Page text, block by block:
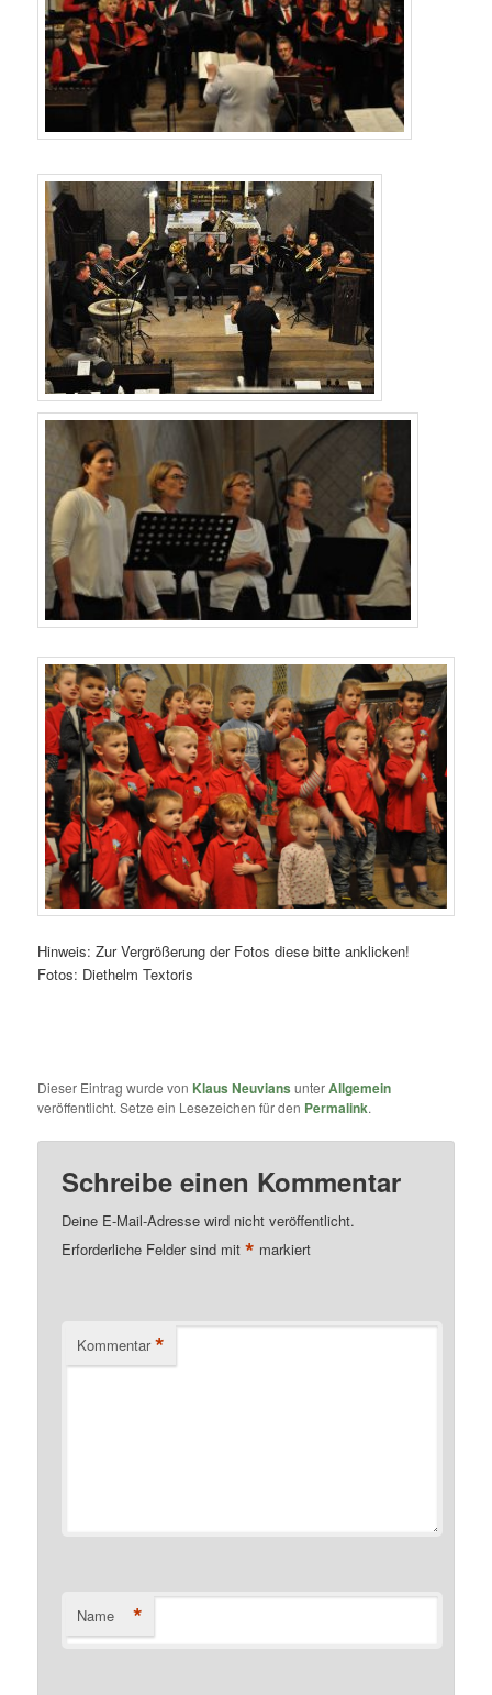
Hinweis: Zur Vergrößerung der Fotos diese bitte anklicken!
Fotos: Diethelm Textoris
Dieser Eintrag wurde von Klaus Neuvians unterAllgemein
veröffentlicht. Setze ein Lesezeichen für den Permalink.
Schreibe einen Kommentar
Deine E-Mail-Adresse wird nicht veröffentlicht.
Erforderliche Felder sind mit* markiert
Kommentar *
Name *